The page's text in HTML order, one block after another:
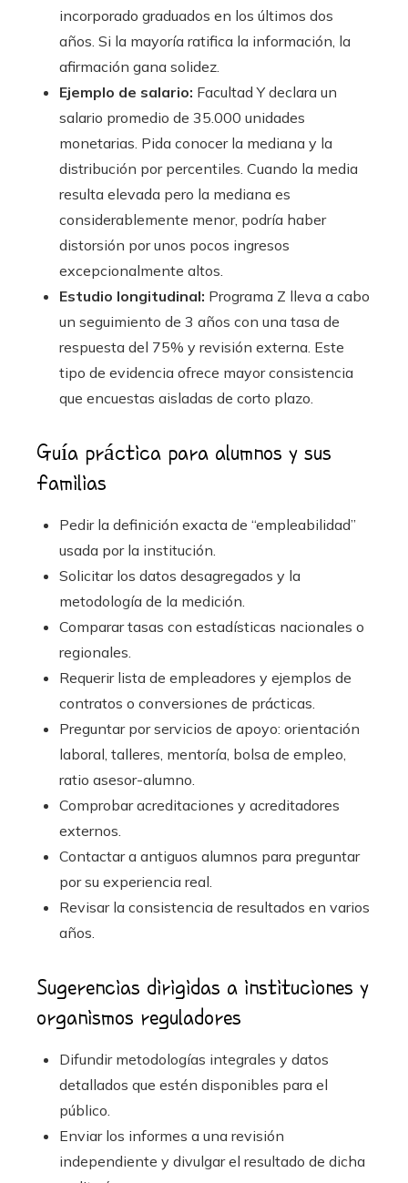
incorporado graduados en los últimos dos
años. Si la mayoría ratifica la información, la
afirmación gana solidez.
Ejemplo de salario: Facultad Y declara un
salario promedio de 35.000 unidades
monetarias. Pida conocer la mediana y la
distribución por percentiles. Cuando la media
resulta elevada pero la mediana es
considerablemente menor, podría haber
distorsión por unos pocos ingresos
excepcionalmente altos.
Estudio longitudinal: Programa Z lleva a cabo
un seguimiento de 3 años con una tasa de
respuesta del 75% y revisión externa. Este
tipo de evidencia ofrece mayor consistencia
que encuestas aisladas de corto plazo.
Guía práctica para alumnos y sus
familias
Pedir la definición exacta de “empleabilidad”
usada por la institución.
Solicitar los datos desagregados y la
metodología de la medición.
Comparar tasas con estadísticas nacionales o
regionales.
Requerir lista de empleadores y ejemplos de
contratos o conversiones de prácticas.
Preguntar por servicios de apoyo: orientación
laboral, talleres, mentoría, bolsa de empleo,
ratio asesor-alumno.
Comprobar acreditaciones y acreditadores
externos.
Contactar a antiguos alumnos para preguntar
por su experiencia real.
Revisar la consistencia de resultados en varios
años.
Sugerencias dirigidas a instituciones y
organismos reguladores
Difundir metodologías integrales y datos
detallados que estén disponibles para el
público.
Enviar los informes a una revisión
independiente y divulgar el resultado de dicha